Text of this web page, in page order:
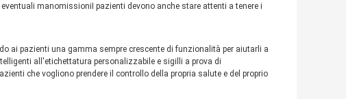
manomissioniI pazienti devono anche stare attenti a tenere i
ai pazienti una gamma sempre crescente di funzionalità per aiutarli a
all'etichettatura personalizzabile e sigilli a prova di
che vogliono prendere il controllo della propria salute e del proprio